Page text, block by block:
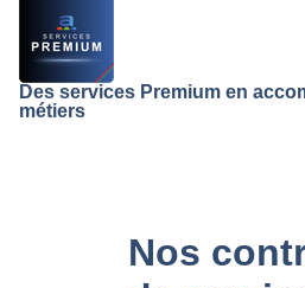
Des services Premium en
métiers
Nos